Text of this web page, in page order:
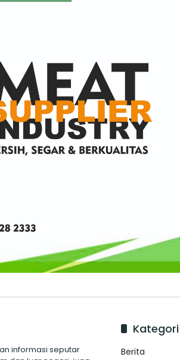
informasi seputar
Kategori
Berita